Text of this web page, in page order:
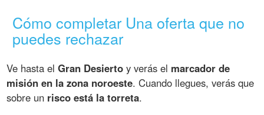
Cómo completar Una oferta que no
puedes rechazar
Ve hasta elGran Desierto y verás el marcador de
misión en la zona noroeste. Cuando llegues, verás que
sobre un risco está la torreta.